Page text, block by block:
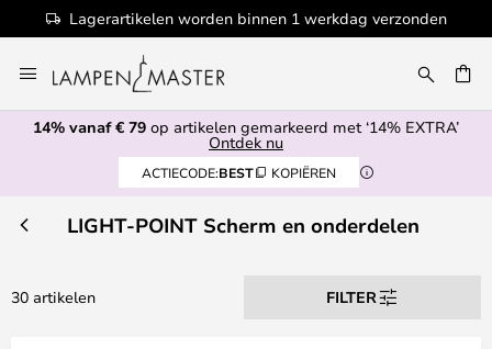
Lagerartikelen worden binnen 1 werkdag verzonden
naar
de
inhoud
14% vanaf € 79 op artikelen gemarkeerd met ‘14% EXTRA’
Ontdek nu
ACTIECODE:BEST KOPIËREN
LIGHT-POINT Scherm en onderdelen
30 artikelen FILTER